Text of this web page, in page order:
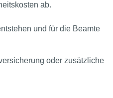
ab.
und für die Beamte
oder zusätzliche